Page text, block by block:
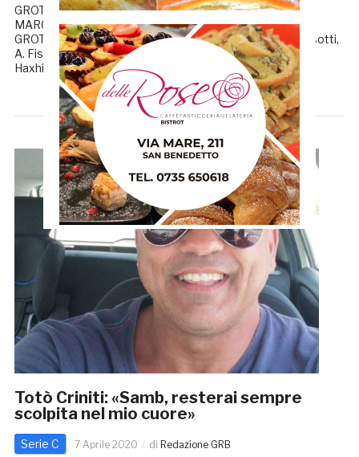
GROTTAMMARE-SAN MARCO SERVIGLIANO 2-1
MARCATORI: 17’pt e 2’st Pazzi, 20’pt Crescenzi.
GROTTAMMARE: Palanca, Manni (5’st Sterpi), Orsini, Tassotti,
A. Fiscaletti (12’st Silvestri), S. Fiscaletti, Mascitti (12’st F.
Haxhiu), Alighieri (5’st Cisbani), Pazzi, L. Haxhiu, De […]
Totò Criniti: «Samb, resterai sempre
scolpita nel mio cuore»
Serie C 7 Aprile 2020 di Redazione GRB